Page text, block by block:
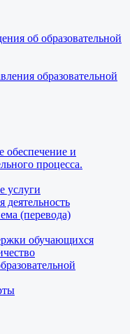
об образовательной
образовательной
обеспечение и
процесса.
услуги
деятельность
(перевода)
обучающихся